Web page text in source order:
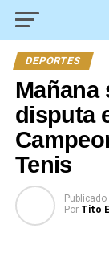
DEPORTES
Mañana
disputa
Tenis
Publicado
Por Tito